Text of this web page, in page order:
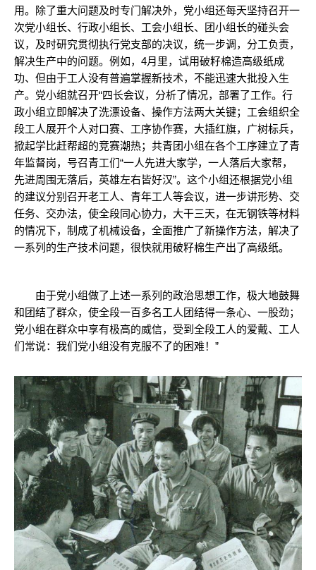
用。除了重大问题及时专门解决外，党小组还每天坚持召开一
次党小组长、行政小组长、工会小组长、团小组长的碰头会
议，及时研究贯彻执行党支部的决议，统一步调，分工负责，
解决生产中的问题。例如，4月里，试用破籽棉造高级纸成
功、但由于工人没有普遍掌握新技术，不能迅速大批投入生
产。党小组就召开“四长会议，分析了情况，部署了工作。行
政小组立即解决了洗漂设备、操作方法两大关键；工会组织全
段工人展开个人对口赛、工序协作赛，大插红旗，广树标兵，
掀起学比赶帮超的竞赛潮热；共青团小组在各个工序建立了青
年监督岗，号召青工们“一人先进大家学，一人落后大家帮，
先进周围无落后，英雄左右皆好汉”。这个小组还根据党小组
的建议分别召开老工人、青年工人等会议，进一步讲形势、交
任务、交办法，使全段同心协力，大干三天，在无钢铁等材料
的情况下，制成了机械设备，全面推广了新操作方法，解决了
一系列的生产技术问题，很快就用破籽棉生产出了高级纸。
由于党小组做了上述一系列的政治思想工作，极大地鼓舞
和团结了群众，使全段一百多名工人团结得一条心、一股劲；
党小组在群众中享有极高的威信，受到全段工人的爱戴、工人
们常说：我们党小组没有克服不了的困难！”